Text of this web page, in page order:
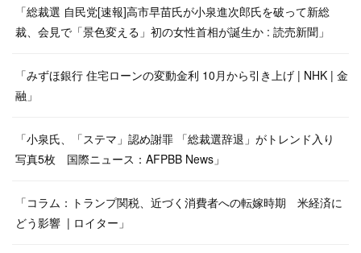
「総裁選 自民党[速報]高市早苗氏が小泉進次郎氏を破って新総
裁、会見で「景色変える」初の女性首相が誕生か : 読売新聞」
「みずほ銀行 住宅ローンの変動金利 10月から引き上げ | NHK | 金
融」
「小泉氏、「ステマ」認め謝罪 「総裁選辞退」がトレンド入り
写真5枚 国際ニュース：AFPBB News」
「コラム：トランプ関税、近づく消費者への転嫁時期 米経済に
どう影響 | ロイター」